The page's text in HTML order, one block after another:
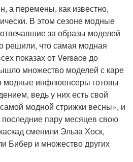
а перемены, как известно,
В этом сезоне модные
за образы моделей
решили, что самая модная
показах от Versace до
множество моделей с каре
модные инфлюенсеры готовы
ведь у них есть свой
модной стрижки весны», и
последние пару месяцев свою
сменили Эльза Хоск,
Бибер и множество других